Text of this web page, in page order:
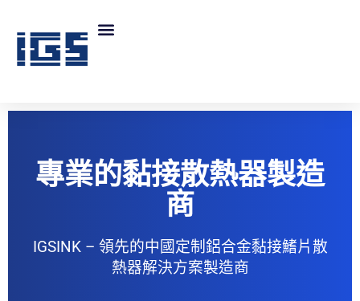
專業的黏接散熱器製造
商
IGSINK – 領先的中國定制鋁合金黏接鰭片散
熱器解決方案製造商